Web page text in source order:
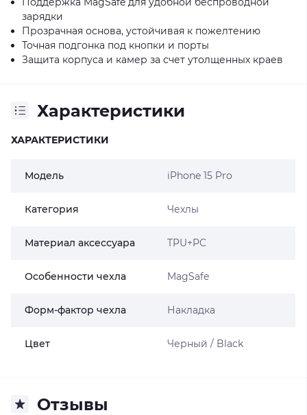
зарядки
Прозрачная основа, устойчивая к пожелтению
Точная подгонка под кнопки и порты
Защита корпуса и камер за счет утолщенных краев
Характеристики
ХАРАКТЕРИСТИКИ
Модель iPhone 15 Pro
Категория Чехлы
Материал аксессуара TPU+PC
Особенности чехла MagSafe
Форм-фактор чехла Накладка
Цвет Черный / Black
Отзывы